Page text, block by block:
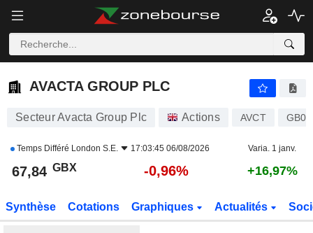
AVACTA GROUP PLC
AVACTA GROUP PLC
Secteur Avacta Group Plc Actions AVCT
Temps Différé London S.E. 17:03:45 06/08/2026 Varia. 1 janv.
67,84 GBX -0,96% +16,97%
Synthèse Cotations Graphiques Actualités